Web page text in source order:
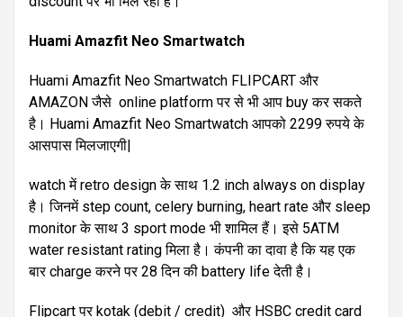
Huami Amazfit Neo Smartwatch
Huami Amazfit Neo Smartwatch FLIPCART और
AMAZON जैसे online platform पर से भी आप buy कर सकते
है। Huami Amazfit Neo Smartwatch आपको 2299 रुपये के
आसपास मिलजाएगी|
watch में retro design के साथ 1.2 inch always on display
है। जिनमें step count, celery burning, heart rate और sleep
monitor के साथ 3 sport mode भी शामिल हैं। इसे 5ATM
water resistant rating मिला है। कंपनी का दावा है कि यह एक
बार charge करने पर 28 दिन की battery life देती है।
Flipcart पर kotak (debit / credit) और HSBC credit card